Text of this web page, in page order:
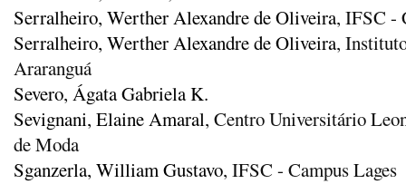
Serralheiro, Werther Alexandre de Oliveira, IFSC -
Serralheiro, Werther Alexandre de Oliveira,
Araranguá
Severo, Ágata Gabriela K.
Sevignani, Elaine Amaral, Centro Universitário
de Moda
Sganzerla, William Gustavo, IFSC - Campus Lages